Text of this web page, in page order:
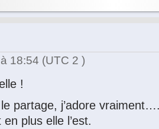
18:54 (UTC 2 )
!
partage, j’adore
plus elle l’est.